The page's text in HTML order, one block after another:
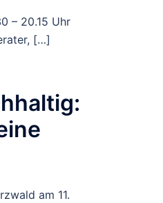
– 20.15 Uhr
[…]
am 11.